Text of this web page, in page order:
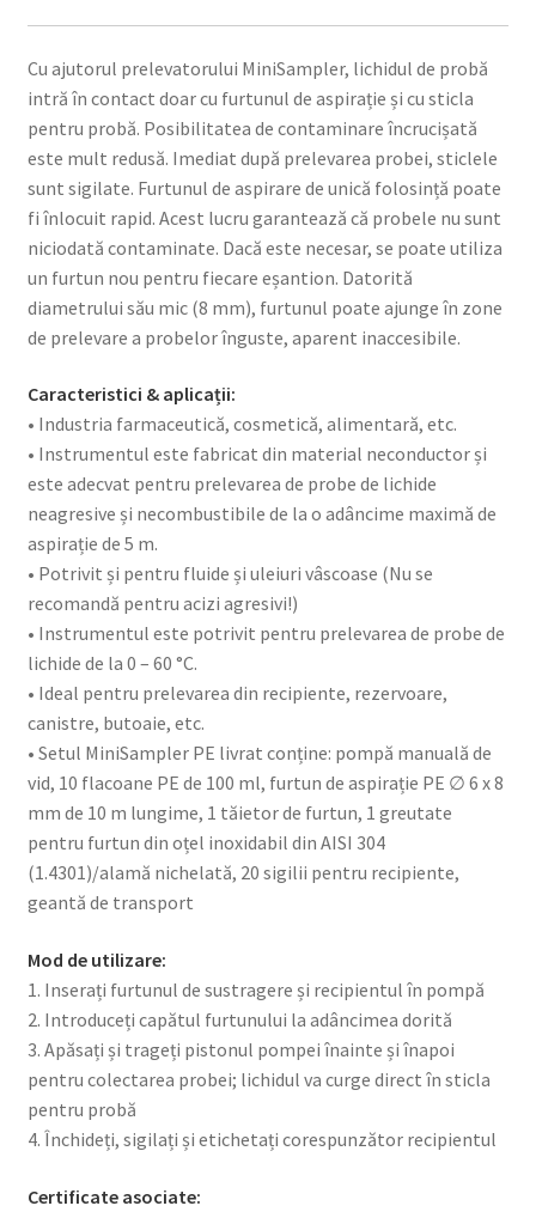
Cu ajutorul prelevatorului MiniSampler, lichidul de probă
intră în contact doar cu furtunul de aspirație și cu sticla
pentru probă. Posibilitatea de contaminare încrucișată
este mult redusă. Imediat după prelevarea probei, sticlele
sunt sigilate. Furtunul de aspirare de unică folosință poate
fi înlocuit rapid. Acest lucru garantează că probele nu sunt
niciodată contaminate. Dacă este necesar, se poate utiliza
un furtun nou pentru fiecare eșantion. Datorită
diametrului său mic (8 mm), furtunul poate ajunge în zone
de prelevare a probelor înguste, aparent inaccesibile.
Caracteristici & aplicații:
• Industria farmaceutică, cosmetică, alimentară, etc.
• Instrumentul este fabricat din material neconductor și
este adecvat pentru prelevarea de probe de lichide
neagresive și necombustibile de la o adâncime maximă de
aspirație de 5 m.
• Potrivit și pentru fluide și uleiuri vâscoase (Nu se
recomandă pentru acizi agresivi!)
• Instrumentul este potrivit pentru prelevarea de probe de
lichide de la 0 – 60 °C.
• Ideal pentru prelevarea din recipiente, rezervoare,
canistre, butoaie, etc.
• Setul MiniSampler PE livrat conține: pompă manuală de
vid, 10 flacoane PE de 100 ml, furtun de aspirație PE ∅ 6 x 8
mm de 10 m lungime, 1 tăietor de furtun, 1 greutate
pentru furtun din oțel inoxidabil din AISI 304
(1.4301)/alamă nichelată, 20 sigilii pentru recipiente,
geantă de transport
Mod de utilizare:
1. Inserați furtunul de sustragere și recipientul în pompă
2. Introduceți capătul furtunului la adâncimea dorită
3. Apăsați și trageți pistonul pompei înainte și înapoi
pentru colectarea probei; lichidul va curge direct în sticla
pentru probă
4. Închideți, sigilați și etichetați corespunzător recipientul
Certificate asociate: